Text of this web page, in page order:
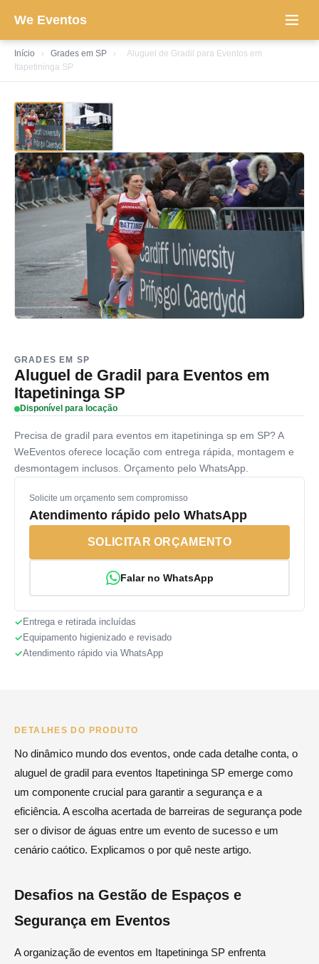
We Eventos
Início › Grades em SP ›
Aluguel de Gradil para Eventos em
Itapetininga SP
GRADES EM SP
Aluguel de Gradil para Eventos em
Itapetininga SP
Disponível para locação
Precisa de gradil para eventos em itapetininga sp em SP? A
WeEventos oferece locação com entrega rápida, montagem e
desmontagem inclusos. Orçamento pelo WhatsApp.
Solicite um orçamento sem compromisso
Atendimento rápido pelo WhatsApp
SOLICITAR ORÇAMENTO
Falar no WhatsApp
Entrega e retirada incluídas
Equipamento higienizado e revisado
Atendimento rápido via WhatsApp
DETALHES DO PRODUTO
No dinâmico mundo dos eventos, onde cada detalhe conta, o
aluguel de gradil para eventos Itapetininga SP emerge como
um componente crucial para garantir a segurança e a
eficiência. A escolha acertada de barreiras de segurança pode
ser o divisor de águas entre um evento de sucesso e um
cenário caótico. Explicamos o por quê neste artigo.
Desafios na Gestão de Espaços e
Segurança em Eventos
A organização de eventos em Itapetininga SP enfrenta